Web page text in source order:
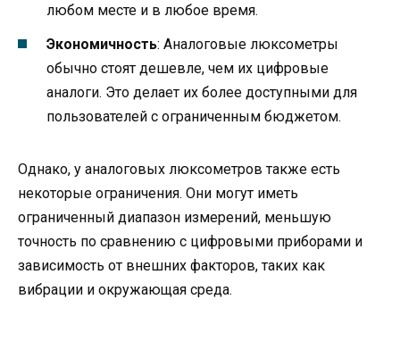
любом месте и в любое время.
Экономичность: Аналоговые люксометры
обычно стоят дешевле, чем их цифровые
аналоги. Это делает их более доступными для
пользователей с ограниченным бюджетом.
Однако, у аналоговых люксометров также есть
некоторые ограничения. Они могут иметь
ограниченный диапазон измерений, меньшую
точность по сравнению с цифровыми приборами и
зависимость от внешних факторов, таких как
вибрации и окружающая среда.